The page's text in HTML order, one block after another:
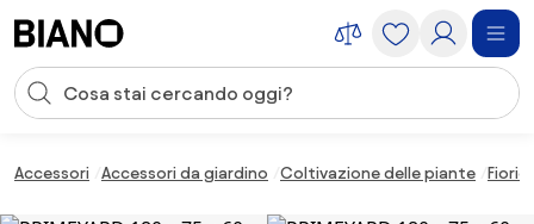
Input della ricerca
Accessori Accessori da giardino Coltivazione delle piante